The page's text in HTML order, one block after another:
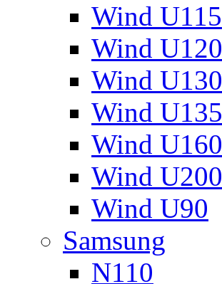
Wind U115
Wind U120
Wind U130
Wind U135
Wind U160
Wind U200
Wind U90
Samsung
N110